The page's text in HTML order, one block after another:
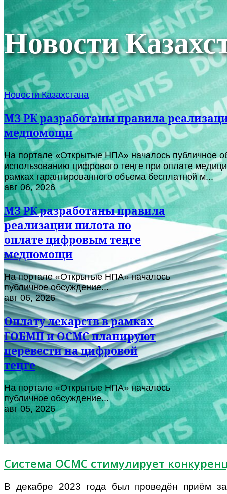
Новости
Новости Казахстана
МЗ РК разработаны правила
медпомощи
На портале «Открытые НПА» началось публичное
использованию цифрового теңге при оплате
рамках гарантированного объема бесплатной м...
авг 06, 2026
МЗ РК разработаны правила
реализации пилота по
оплате цифровым теңге
медпомощи
На портале «Открытые НПА» началось
публичное обсуждение...
авг 06, 2026
Оплату лекарств в рамках
ГОБМП и ОСМС планируют
перевести на цифровой
теңге
На портале «Открытые НПА» началось
публичное обсуждение...
авг 05, 2026
Система ОСМС стимулирует
В декабре 2023 года был проведён приём